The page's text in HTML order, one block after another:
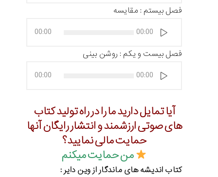
فصل بیستم : مقایسه
صوت
00:00
00:00
فصل بیست و یکم : روشن بینی
صوت
00:00
00:00
آیا تمایل دارید ما را در راه تولید کتاب
های صوتی ارزشمند و انتشار رایگان آنها
حمایت مالی نمایید؟
من حمایت میکنم
کتاب اندیشه های ماندگار از وین دایر :